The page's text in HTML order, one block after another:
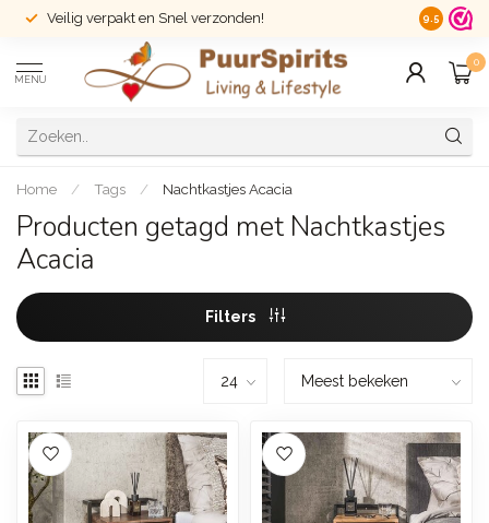
Veilig verpakt en Snel verzonden! 14 dagen
9.5
MENU
0
Home / Tags / Nachtkastjes Acacia
Producten getagd met Nachtkastjes
Acacia
Filters